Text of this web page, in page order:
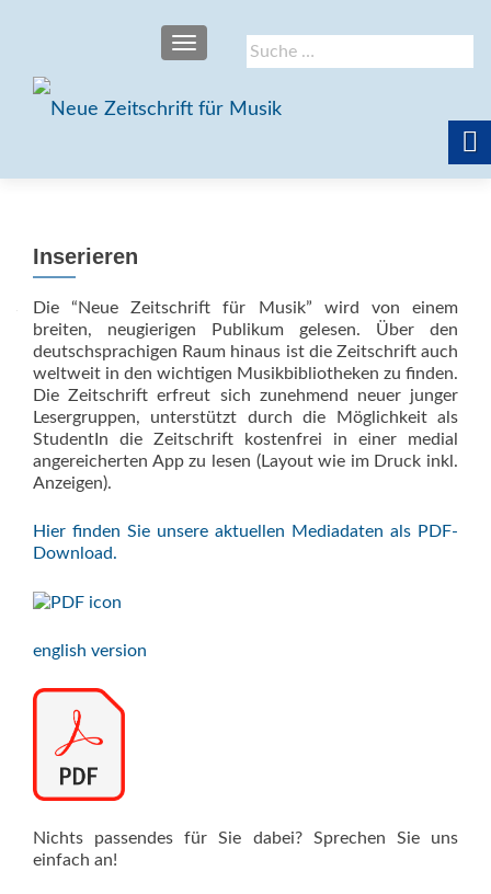
Suche
nach:
SCHALTE NAVIGATION
Inserieren
Die “Neue Zeitschrift für Musik” wird von einem
breiten, neugierigen Publikum gelesen. Über den
deutschsprachigen Raum hinaus ist die Zeitschrift auch
weltweit in den wichtigen Musikbibliotheken zu finden.
Die Zeitschrift erfreut sich zunehmend neuer junger
Lesergruppen, unterstützt durch die Möglichkeit als
StudentIn die Zeitschrift kostenfrei in einer medial
angereicherten App zu lesen (Layout wie im Druck inkl.
Anzeigen).
Hier finden Sie unsere aktuellen Mediadaten als PDF-
Download.
english version
Nichts passendes für Sie dabei? Sprechen Sie uns
einfach an!